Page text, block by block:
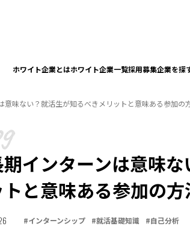
ホワイト企業とはホワイト企業一覧採⽤募集企業を探
意味ない？就活生が知るべきメリットと意味ある参加の
インターンは意味
トと意味ある参加の方
#インターンシップ #就活基礎知識 #自己分析